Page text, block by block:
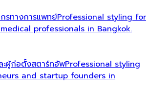
รทางการแพทย์Professional styling for
professionals in Bangkok.
ะผู้ก่อตั้งสตาร์ทอัพProfessional styling
and startup founders in